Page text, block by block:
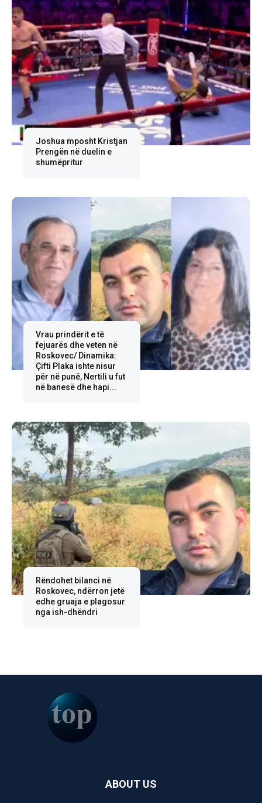
Joshua mposht Kristjan
Prengën në duelin e
shumëpritur
Vrau prindërit e të
fejuarës dhe veten në
Roskovec/ Dinamika:
Çifti Plaka ishte nisur
për në punë, Nertili u fut
në banesë dhe hapi...
Rëndohet bilanci në
Roskovec, ndërron jetë
edhe gruaja e plagosur
nga ish-dhëndri
ABOUT US